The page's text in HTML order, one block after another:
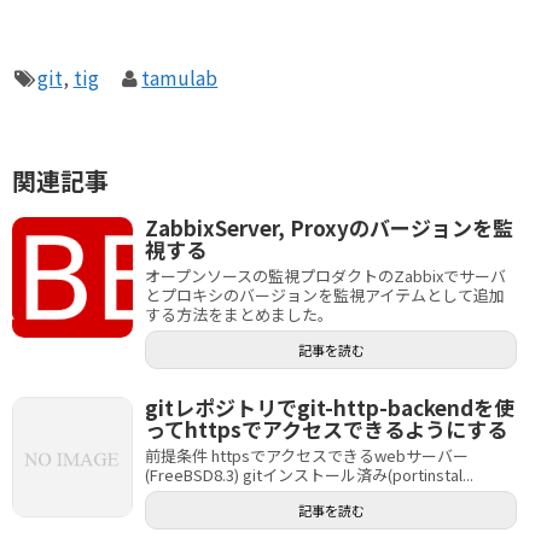
git, tig tamulab
関連記事
ZabbixServer, Proxyのバージョンを監
視する
オープンソースの監視プロダクトのZabbixでサーバ
とプロキシのバージョンを監視アイテムとして追加
する方法をまとめました。
記事を読む
gitレポジトリでgit-http-backendを使
ってhttpsでアクセスできるようにする
前提条件 httpsでアクセスできるwebサーバー
(FreeBSD8.3) gitインストール済み(portinstal...
記事を読む